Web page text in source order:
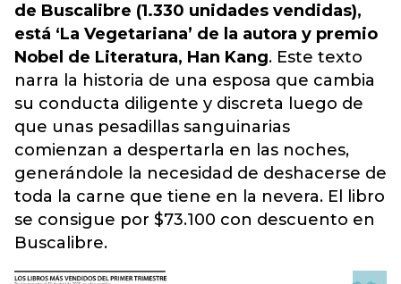
de Buscalibre (1.330 unidades vendidas),
está ‘La Vegetariana’ de la autora y premio
Nobel de Literatura, Han Kang. Este texto
narra la historia de una esposa que cambia
su conducta diligente y discreta luego de
que unas pesadillas sanguinarias
comienzan a despertarla en las noches,
generándole la necesidad de deshacerse de
toda la carne que tiene en la nevera. El libro
se consigue por $73.100 con descuento en
Buscalibre.